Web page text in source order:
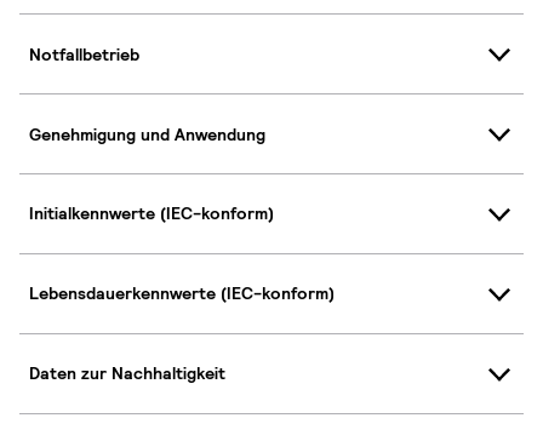
Notfallbetrieb
Genehmigung und Anwendung
Initialkennwerte (IEC-konform)
Lebensdauerkennwerte (IEC-konform)
Daten zur Nachhaltigkeit